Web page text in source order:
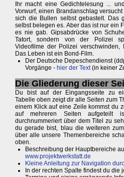
Ihr macht eine Gedichtelesung ...
Vorwurf, einen Brandanschlag
sich die Bullen selbst gebastelt. Das
selbst belegen es. Aber das ist nur ein
es nie gab. Gipsabdrücke von
Tatort, sondern von der Polizei
Videofilme der Polizei verschwinden,
Das Leben ist ein Bond-Film.
Der Deutsche Depeschendienst
Vorgänge - hier der Text(in keiner
Die Gliederung dieser
Du bist auf der Eingangsseite zu
Tabelle oben zeigt dir alle Seiten zum
einem Klick auf eine Zeile kommst du
auf mehreren Seiten aufgeteilt
durchnummeriert über dem Titel zu
du gerade bist, blau die weiteren
über alle unsere Themenbereiche
oben.
Beschreibung der Hauptbereiche
www.projektwerkstatt.de
Kleine Anleitung zur Navigation
In der rechten Spalte findest du die